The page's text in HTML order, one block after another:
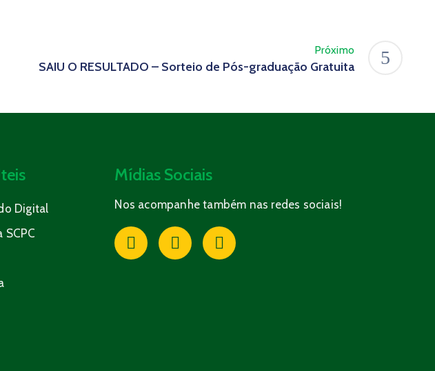
Próximo
SAIU O RESULTADO – Sorteio de Pós-graduação Gratuita
Digital
SCPC
Mídias Sociais
Nos acompanhe também nas redes sociais!